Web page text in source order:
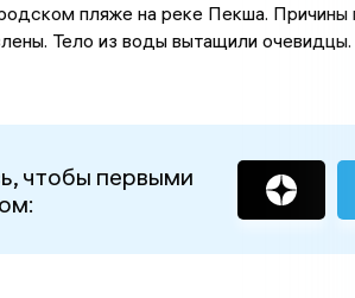
пляже на реке Пекша. Причины
Тело из воды вытащили очевидцы.
чтобы первыми